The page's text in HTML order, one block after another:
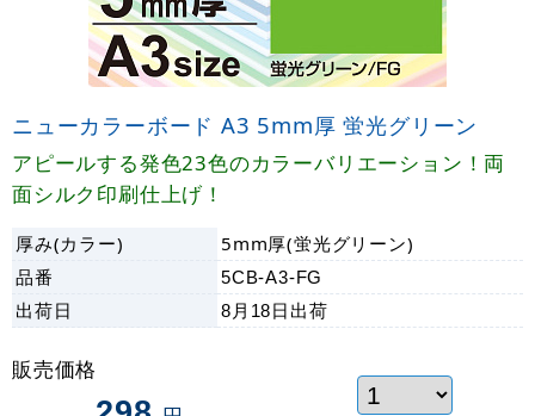
ニューカラーボード A3 5mm厚 蛍光グリーン
アピールする発色23色のカラーバリエーション！両
面シルク印刷仕上げ！
厚み(カラー)
5mm厚(蛍光グリーン)
品番
5CB-A3-FG
出荷日 8月18日 出荷
販売価格